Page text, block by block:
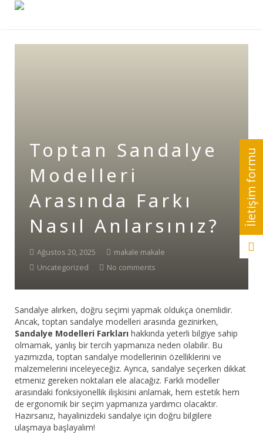
Toptan Sandalye
Modelleri
Arasında Farkı
Nasıl Anlarsınız?
Ağustos 20, 2025
makale makale
Uncategorized
No comments
Sandalye alırken, doğru seçimi yapmak oldukça önemlidir.
Ancak, toptan sandalye modelleri arasında gezinirken,
Sandalye Modelleri Farkları hakkında yeterli bilgiye sahip
olmamak, yanlış bir tercih yapmanıza neden olabilir. Bu
yazımızda, toptan sandalye modellerinin özelliklerini ve
malzemelerini inceleyeceğiz. Ayrıca, sandalye seçerken dikkat
etmeniz gereken noktaları ele alacağız. Farklı modeller
arasındaki fonksiyonellik ilişkisini anlamak, hem estetik hem
de ergonomik bir seçim yapmanıza yardımcı olacaktır.
Hazırsanız, hayalinizdeki sandalye için doğru bilgilere
ulaşmaya başlayalım!